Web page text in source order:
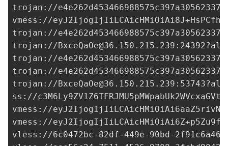
trojan://
vmess://
trojan://
trojan://BxceQaOe@36.150.215.239
trojan://
trojan://
trojan://BxceQaOe@36.150.215.239
ss://
vmess://
vmess://
vless://6c0472bc-82df-449e-90bd-